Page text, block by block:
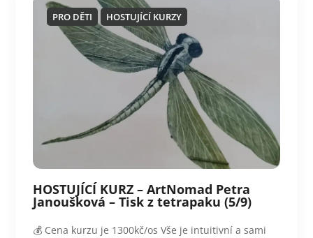
PRO DĚTI HOSTUJÍCÍ KURZY
HOSTUJÍCÍ KURZ – ArtNomad Petra
Janoušková – Tisk z tetrapaku (5/9)
💰 Cena kurzu je 1300kč/os Vše je intuitivní a sami